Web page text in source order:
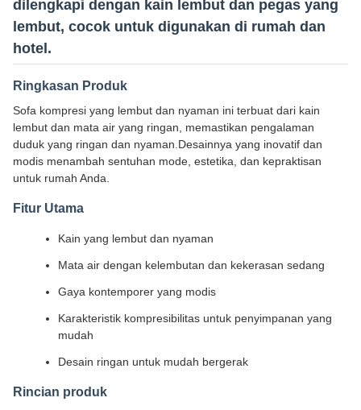
dilengkapi dengan kain lembut dan pegas yang
lembut, cocok untuk digunakan di rumah dan
hotel.
Ringkasan Produk
Sofa kompresi yang lembut dan nyaman ini terbuat dari kain
lembut dan mata air yang ringan, memastikan pengalaman
duduk yang ringan dan nyaman.Desainnya yang inovatif dan
modis menambah sentuhan mode, estetika, dan kepraktisan
untuk rumah Anda.
Fitur Utama
Kain yang lembut dan nyaman
Mata air dengan kelembutan dan kekerasan sedang
Gaya kontemporer yang modis
Karakteristik kompresibilitas untuk penyimpanan yang
mudah
Desain ringan untuk mudah bergerak
Rincian produk